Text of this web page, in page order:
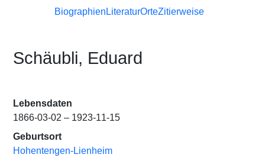
Biographien LiteraturOrteZitierweise
Schäubli, Eduard
Lebensdaten
1866-03-02 – 1923-11-15
Geburtsort
Hohentengen-Lienheim